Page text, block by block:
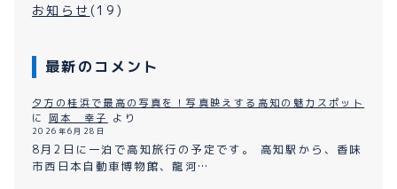
お知らせ (19)
最新のコメント
夕方の桂浜で最高の写真を！写真映えする高知の魅力スポット
に 岡本 幸子 より
2026年6月28日
8月2日に一泊で高知旅行の予定です。 高知駅から、香味
市西日本自動車博物館、龍河…